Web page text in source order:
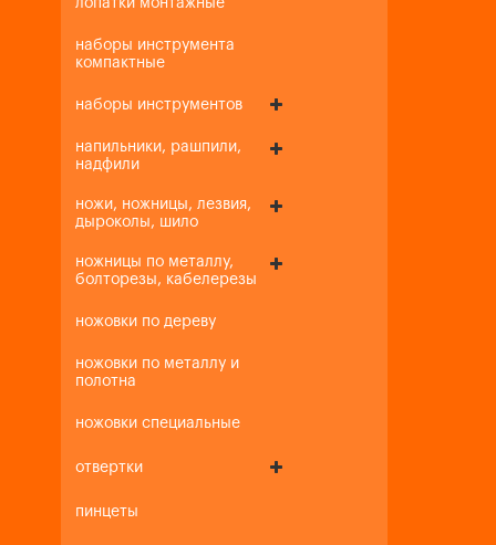
лопатки монтажные
наборы инструмента
компактные
наборы инструментов
напильники, рашпили,
надфили
ножи, ножницы, лезвия,
дыроколы, шило
ножницы по металлу,
болторезы, кабелерезы
ножовки по дереву
ножовки по металлу и
полотна
ножовки специальные
отвертки
пинцеты